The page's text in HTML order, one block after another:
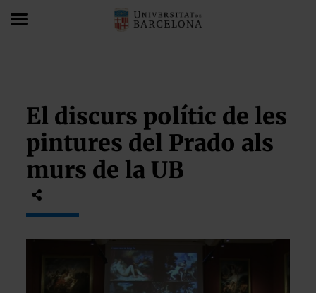
El discurs polític de les
pintures del Prado als
murs de la UB